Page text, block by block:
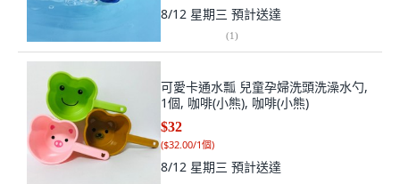
8/12 星期三 預計送達
(1)
可愛卡通水瓢 兒童孕婦洗頭洗澡水勺,
1個, 咖啡(小熊), 咖啡(小熊)
$32
($32.00/1個)
8/12 星期三 預計送達